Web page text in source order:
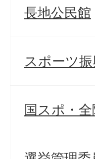
長地公民館
スポーツ
国スポ・